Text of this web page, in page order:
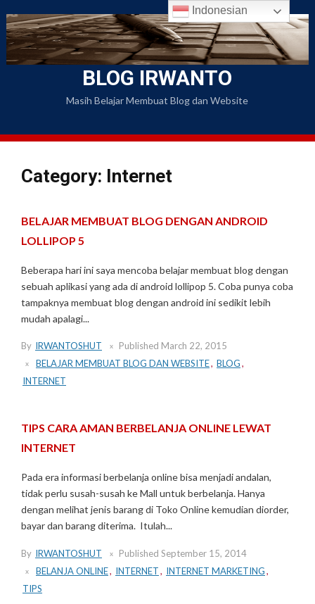
to
content
BLOG IRWANTO
Masih Belajar Membuat Blog dan Website
Category: Internet
BELAJAR MEMBUAT BLOG DENGAN ANDROID
LOLLIPOP 5
Beberapa hari ini saya mencoba belajar membuat blog dengan
sebuah aplikasi yang ada di android lollipop 5. Coba punya coba
tampaknya membuat blog dengan android ini sedikit lebih
mudah apalagi...
By IRWANTOSHUT Published March 22, 2015
BELAJAR MEMBUAT BLOG DAN WEBSITE, BLOG,
INTERNET
TIPS CARA AMAN BERBELANJA ONLINE LEWAT
INTERNET
Pada era informasi berbelanja online bisa menjadi andalan,
tidak perlu susah-susah ke Mall untuk berbelanja. Hanya
dengan melihat jenis barang di Toko Online kemudian diorder,
bayar dan barang diterima. Itulah...
By IRWANTOSHUT Published September 15, 2014
BELANJA ONLINE, INTERNET, INTERNET MARKETING,
TIPS
Indonesian